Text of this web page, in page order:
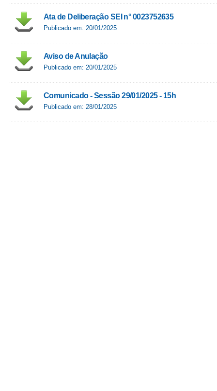
Ata de Deliberação SEI n° 0023752635
Publicado em: 20/01/2025
Aviso de Anulação
Publicado em: 20/01/2025
Comunicado - Sessão 29/01/2025 - 15h
Publicado em: 28/01/2025